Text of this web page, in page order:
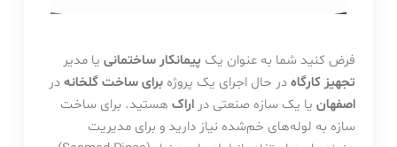
فرض کنید شما به عنوان یک پیمانکار ساختمانییا مدیر
تجهیز کارگاهدر حال اجرای یک پروژه برای ساخت گلخانهدر
اصفهانیا یک سازه صنعتی دراراکهستید. برای ساخت
سازه به لوله‌های خم‌شده نیاز دارید و برای مدیریت